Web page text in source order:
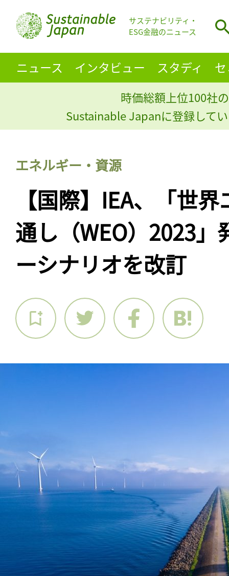
サステナビリティ・
ESG金融のニュース
ニュース インタビュー スタディ
時価総額上位100社
Sustainable Japanに登録して
エネルギー・資源
【国際】IEA、「世
通し（WEO）2023」
ーシナリオを改訂